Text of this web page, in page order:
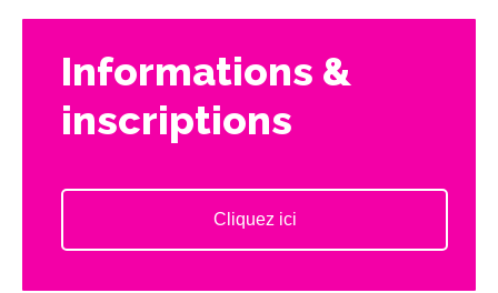
Informations &
inscriptions
Cliquez ici